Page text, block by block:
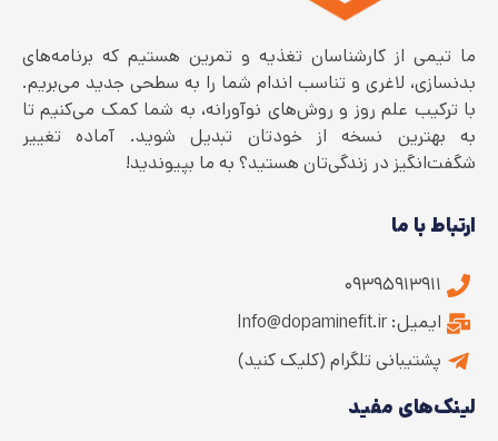
ما تیمی از کارشناسان تغذیه و تمرین هستیم که برنامه‌های
بدنسازی، لاغری و تناسب اندام شما را به سطحی جدید می‌بریم.
با ترکیب علم روز و روش‌های نوآورانه، به شما کمک می‌کنیم تا
به بهترین نسخه از خودتان تبدیل شوید. آماده تغییر
شگفت‌انگیز در زندگی‌تان هستید؟ به ما بپیوندید!
ارتباط با ما
۰۹۳۹۵۹۱۳۹۱۱
ایمیل: Info@dopaminefit.ir
پشتیبانی تلگرام (کلیک کنید)
لینک‌های مفید